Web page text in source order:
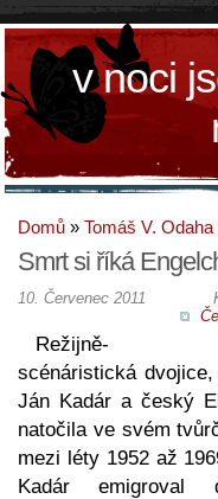
v noci
Domů » Tomáš V. Odaha
Smrt si říká
10. Červenec 2011
Režijně-
scénáristická
Ján Kadár a český
natočila ve svém
mezi léty 1952 až
Kadár emigroval